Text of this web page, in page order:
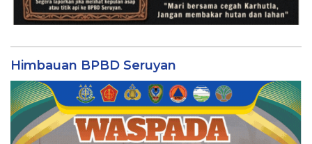
Himbauan BPBD Seruyan